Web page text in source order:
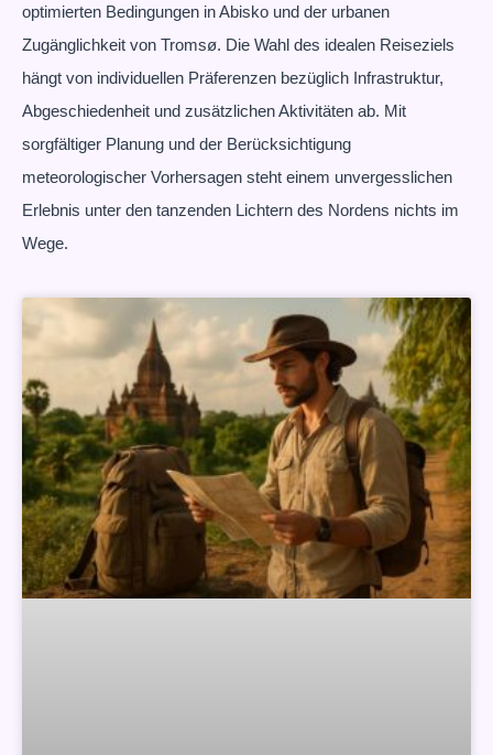
optimierten Bedingungen in Abisko und der urbanen
Zugänglichkeit von Tromsø. Die Wahl des idealen Reiseziels
hängt von individuellen Präferenzen bezüglich Infrastruktur,
Abgeschiedenheit und zusätzlichen Aktivitäten ab. Mit
sorgfältiger Planung und der Berücksichtigung
meteorologischer Vorhersagen steht einem unvergesslichen
Erlebnis unter den tanzenden Lichtern des Nordens nichts im
Wege.